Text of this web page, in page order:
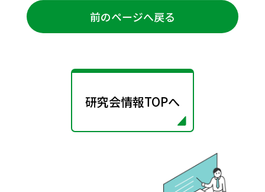
前のページへ戻る
研究会情報TOPへ